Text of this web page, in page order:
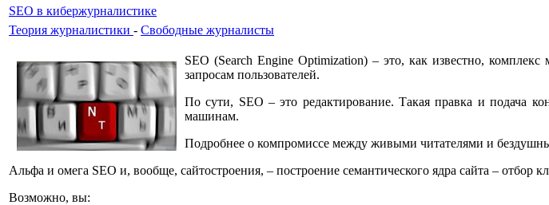
SEO в кибержурналистике
Теория журналистики - Свободные журналисты
SEO (Search Engine Optimization) – это, как известно,
запросам пользователей.
По сути, SEO – это редактирование. Такая правка и подача
машинам.
Подробнее о компромиссе между живыми читателями и
Альфа и омега SEO и, вообще, сайтостроения, – построение семантического ядра сайта – отбор
Возможно, вы: